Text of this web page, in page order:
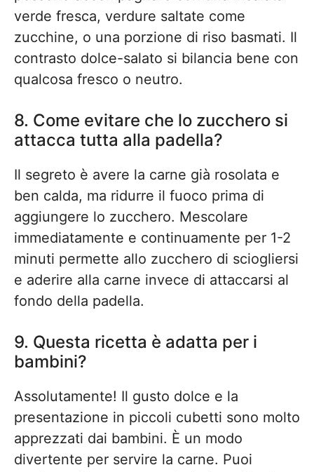
verde fresca, verdure saltate come
zucchine, o una porzione di riso basmati. Il
contrasto dolce-salato si bilancia bene con
qualcosa fresco o neutro.
8. Come evitare che lo zucchero si
attacca tutta alla padella?
Il segreto è avere la carne già rosolata e
ben calda, ma ridurre il fuoco prima di
aggiungere lo zucchero. Mescolare
immediatamente e continuamente per 1-2
minuti permette allo zucchero di sciogliersi
e aderire alla carne invece di attaccarsi al
fondo della padella.
9. Questa ricetta è adatta per i
bambini?
Assolutamente! Il gusto dolce e la
presentazione in piccoli cubetti sono molto
apprezzati dai bambini. È un modo
divertente per servire la carne. Puoi